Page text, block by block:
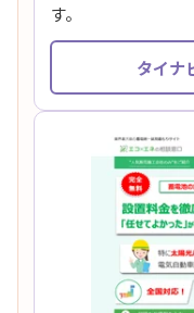
す。
タイナ